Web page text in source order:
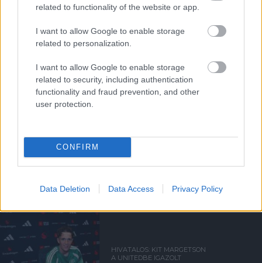
related to functionality of the website or app.
I want to allow Google to enable storage
related to personalization.
I want to allow Google to enable storage
related to security, including authentication
functionality and fraud prevention, and other
user protection.
CONFIRM
Data Deletion Data Access Privacy Policy
HIVATALOS: OROZCO A
HIVATALOS: KIT MARGETSON
A UNITEDBE IGAZOLT